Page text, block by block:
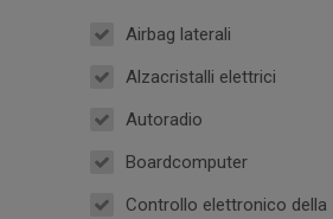
Airbag laterali
Alzacristalli elettrici
Autoradio
Boardcomputer
Controllo elettronico della